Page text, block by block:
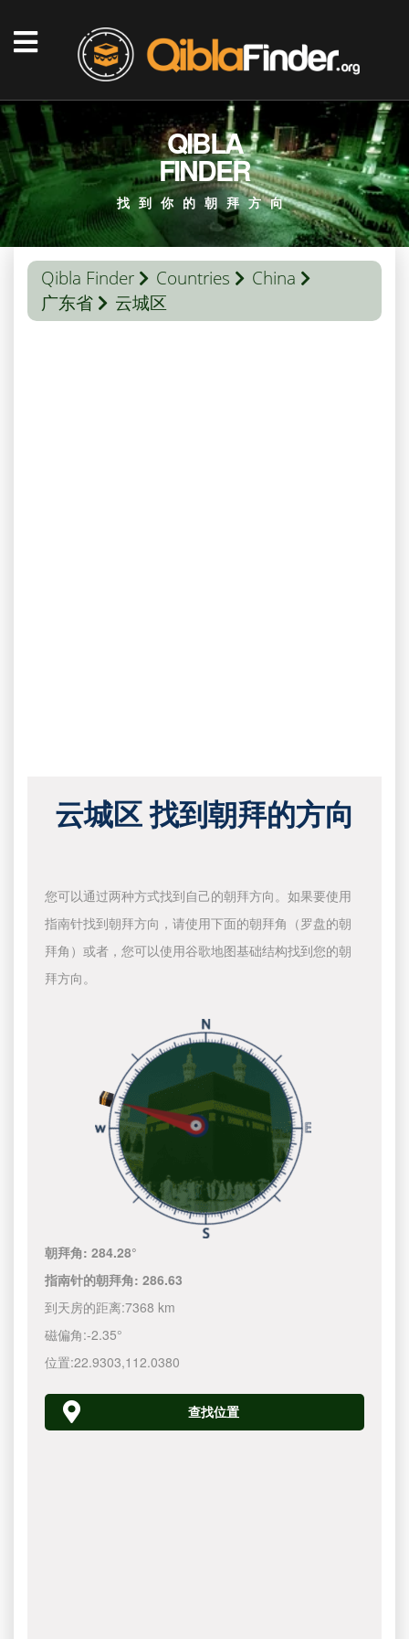
QIBLA
FINDER
找到你的朝拜方向
Qibla Finder Countries
China
广东省
云城区
云城区 找到朝拜的方向
您可以通过两种方式找到自己的朝拜方向。如果要使用
指南针找到朝拜方向，请使用下面的朝拜角（罗盘的朝
拜角）或者，您可以使用谷歌地图基础结构找到您的朝
拜方向。
朝拜角:284.28°
指南针的朝拜角:286.63
到天房的距离:7368 km
磁偏角:-2.35°
位置:22.9303,112.0380
查找位置